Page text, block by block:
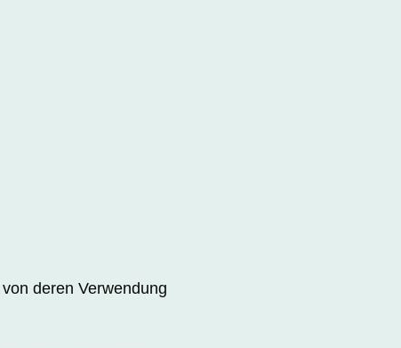
deren Verwendung